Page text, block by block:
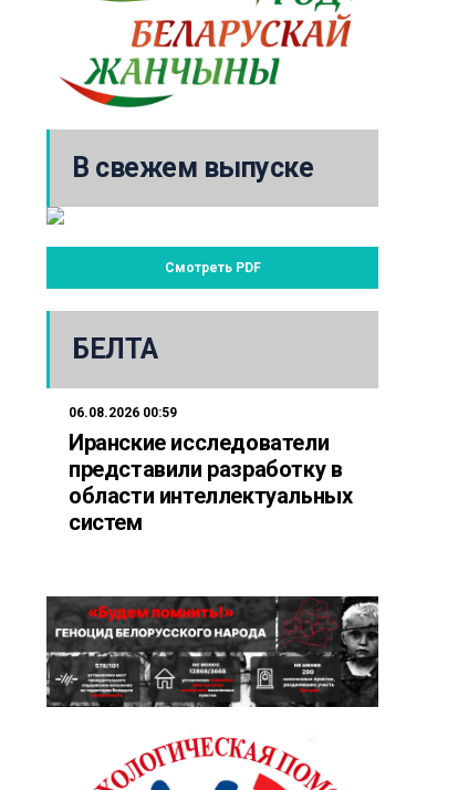
В свежем выпуске
Смотреть PDF
БЕЛТА
06.08.2026 00:59
Иранские исследователи
представили разработку в
области интеллектуальных
систем